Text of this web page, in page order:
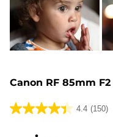
Canon RF 85mm
4.4 (150)
4.4